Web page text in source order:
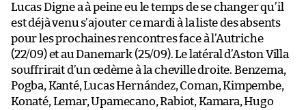
Lucas Digne a à peine eu le temps de se changer qu’il
est déjà venu s’ajouter ce mardi à la liste des absents
pour les prochaines rencontres face à l’Autriche
(22/09) et au Danemark (25/09). Le latéral d’Aston Villa
souffrirait d’un œdème à la cheville droite. Benzema,
Pogba, Kanté, Lucas Hernández, Coman, Kimpembe,
Konaté, Lemar, Upamecano, Rabiot, Kamara, Hugo